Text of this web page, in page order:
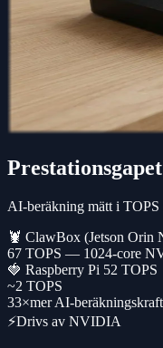
Prestationsgapet
AI-beräkning mätt i TOPS
🦞 ClawBox (Jetson Orin
67 TOPS — 1024-core
🍓 Raspberry Pi 52 TOPS
~2 TOPS
33×mer AI-beräkningskraft
⚡Drivs av NVIDIA